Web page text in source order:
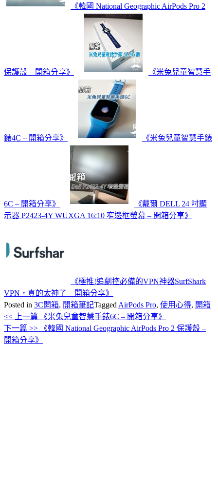
《韓國 National Geographic AirPods Pro 2
保護殼 – 開箱分享》 《米兔兒童智慧手
錶4C – 開箱分享》 《米兔兒童智慧手錶
6C – 開箱分享》
《戴爾 DELL 24 吋顯
示器 P2423-4Y WUXGA 16:10 窄邊框螢幕 – 開箱分享》
《極推!追劇控必備的VPN神器SurfShark
VPN，真的太神了 – 開箱分享》
Posted in 3C開箱, 開箱筆記Tagged AirPods Pro, 使用心得, 開箱
文
章
<< 上一篇
《米兔兒童智慧手錶6C – 開箱分享》
下一篇 >>
《韓國 National Geographic AirPods Pro 2 保護殼 –
開箱分享》